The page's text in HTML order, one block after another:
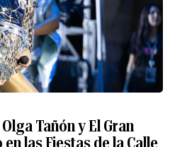
Tañón y El Gran
las Fiestas de la Calle